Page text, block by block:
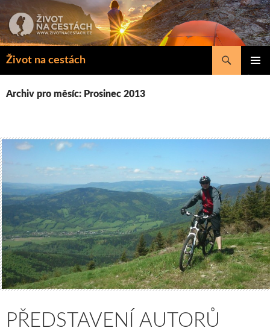
k
obsahu
Život na cestách
Hledat
Archiv pro měsíc: Prosinec 2013
PŘEDSTAVENÍ AUTORŮ